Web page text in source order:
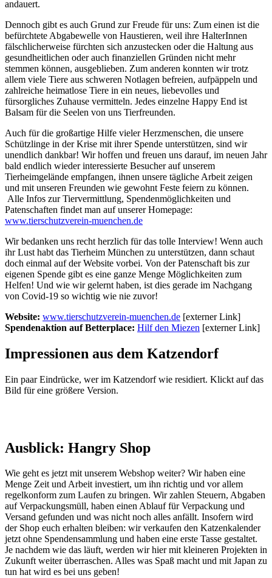
andauert.
Dennoch gibt es auch Grund zur Freude für uns: Zum einen ist die
befürchtete Abgabewelle von Haustieren, weil ihre HalterInnen
fälschlicherweise fürchten sich anzustecken oder die Haltung aus
gesundheitlichen oder auch finanziellen Gründen nicht mehr
stemmen können, ausgeblieben. Zum anderen konnten wir trotz
allem viele Tiere aus schweren Notlagen befreien, aufpäppeln und
zahlreiche heimatlose Tiere in ein neues, liebevolles und
fürsorgliches Zuhause vermitteln. Jedes einzelne Happy End ist
Balsam für die Seelen von uns Tierfreunden.
Auch für die großartige Hilfe vieler Herzmenschen, die unsere
Schützlinge in der Krise mit ihrer Spende unterstützen, sind wir
unendlich dankbar! Wir hoffen und freuen uns darauf, im neuen Jahr
bald endlich wieder interessierte Besucher auf unserem
Tierheimgelände empfangen, ihnen unsere tägliche Arbeit zeigen
und mit unseren Freunden wie gewohnt Feste feiern zu können.
Alle Infos zur Tiervermittlung, Spendenmöglichkeiten und
Patenschaften findet man auf unserer Homepage:
www.tierschutzverein-muenchen.de
Wir bedanken uns recht herzlich für das tolle Interview! Wenn auch
ihr Lust habt das Tierheim München zu unterstützen, dann schaut
doch einmal auf der Website vorbei. Von der Patenschaft bis zur
eigenen Spende gibt es eine ganze Menge Möglichkeiten zum
Helfen! Und wie wir gelernt haben, ist dies gerade im Nachgang
von Covid-19 so wichtig wie nie zuvor!
Website: www.tierschutzverein-muenchen.de [externer Link]
Spendenaktion auf Betterplace: Hilf den Miezen [externer Link]
Impressionen aus dem Katzendorf
Ein paar Eindrücke, wer im Katzendorf wie residiert. Klickt auf das
Bild für eine größere Version.
Ausblick: Hangry Shop
Wie geht es jetzt mit unserem Webshop weiter? Wir haben eine
Menge Zeit und Arbeit investiert, um ihn richtig und vor allem
regelkonform zum Laufen zu bringen. Wir zahlen Steuern, Abgaben
auf Verpackungsmüll, haben einen Ablauf für Verpackung und
Versand gefunden und was nicht noch alles anfällt. Insofern wird
der Shop euch erhalten bleiben: wir verkaufen den Katzenkalender
jetzt ohne Spendensammlung und haben eine erste Tasse gestaltet.
Je nachdem wie das läuft, werden wir hier mit kleineren Projekten in
Zukunft weiter überraschen. Alles was Spaß macht und mit Japan zu
tun hat wird es bei uns geben!